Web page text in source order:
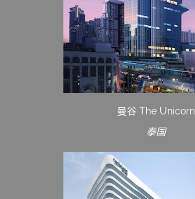
曼谷 The Unicorn
泰国